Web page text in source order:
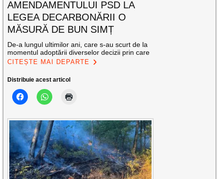
AMENDAMENTULUI PSD LA
LEGEA DECARBONĂRII O
MĂSURĂ DE BUN SIMȚ
De-a lungul ultimilor ani, care s-au scurt de la
momentul adoptării diverselor decizii prin care
CITEȘTE MAI DEPARTE
Distribuie acest articol